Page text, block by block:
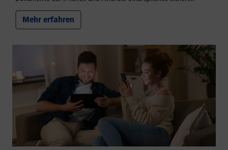
Mehr erfahren